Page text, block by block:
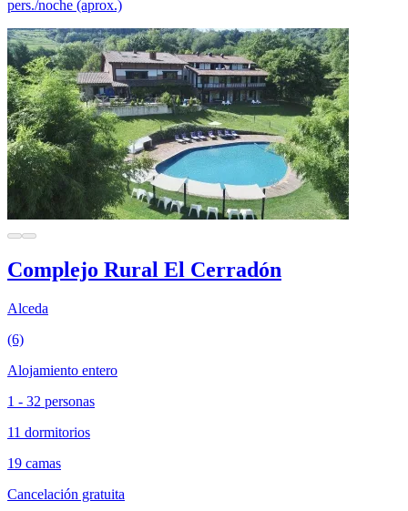
pers./noche (aprox.)
Complejo Rural El Cerradón
Alceda
(6)
Alojamiento entero
1 - 32 personas
11 dormitorios
19 camas
Cancelación gratuita